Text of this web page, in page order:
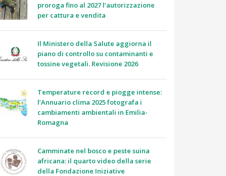
proroga fino al 2027 l’autorizzazione
per cattura e vendita
Il Ministero della Salute aggiorna il
piano di controllo su contaminanti e
tossine vegetali. Revisione 2026
Temperature record e piogge intense:
l’Annuario clima 2025 fotografa i
cambiamenti ambientali in Emilia-
Romagna
Camminate nel bosco e peste suina
africana: il quarto video della serie
della Fondazione Iniziative